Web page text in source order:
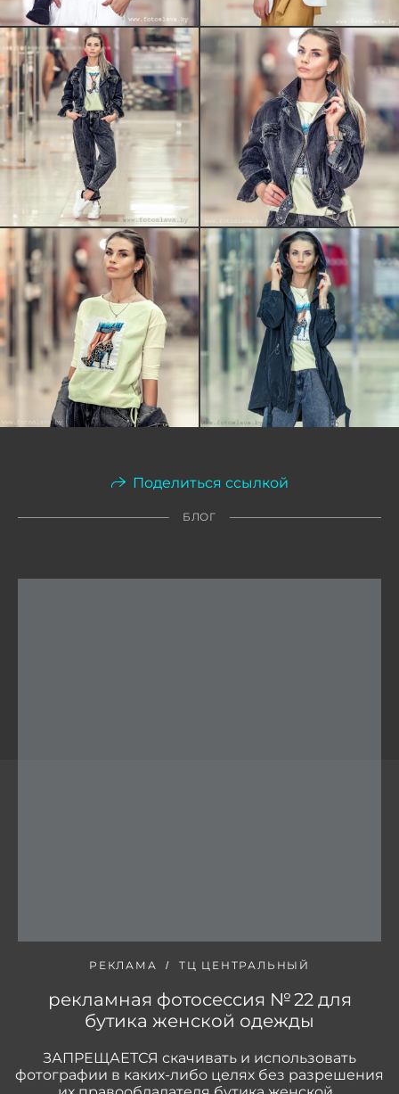
Поделиться ссылкой
БЛОГ
РЕКЛАМА ТЦ ЦЕНТРАЛЬНЫЙ
рекламная фотосессия № 22 для
бутика женской одежды
ЗАПРЕЩАЕТСЯ скачивать и использовать
фотографии в каких-либо целях без разрешения